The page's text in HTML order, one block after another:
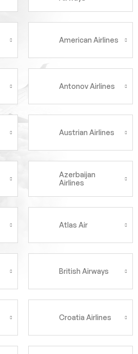
American Airlines
Antonov Airlines
Austrian Airlines
Azerbaijan
Airlines
Atlas Air
British Airways
Croatia Airlines